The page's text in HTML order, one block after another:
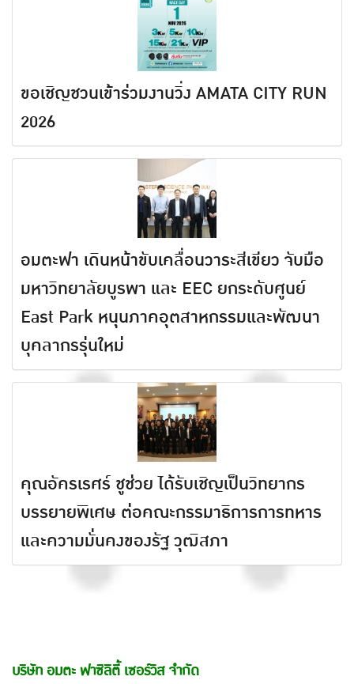
ขอเชิญชวนเข้าร่วมงานวิ่ง AMATA CITY RUN
2026
อมตะฟา เดินหน้าขับเคลื่อนวาระสีเขียว จับมือ
มหาวิทยาลัยบูรพา และ EEC ยกระดับศูนย์
East Park หนุนภาคอุตสาหกรรมและพัฒนา
บุคลากรรุ่นใหม่
คุณอัครเรศร์ ชูช่วย ได้รับเชิญเป็นวิทยากร
บรรยายพิเศษ ต่อคณะกรรมาธิการการทหาร
และความมั่นคงของรัฐ วุฒิสภา
บริษัท อมตะ ฟาซิลิตี้ เซอร์วิส จำกัด